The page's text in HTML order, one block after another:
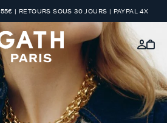
55€ | RETOURS SOUS 30 JOURS | PAYPAL 4X